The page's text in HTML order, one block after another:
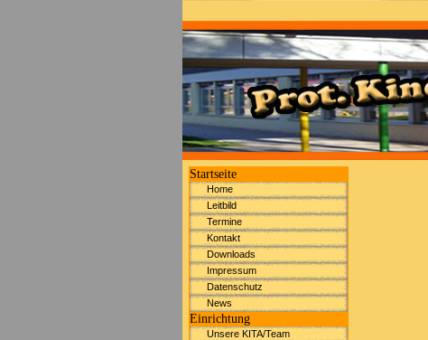
Startseite
Home
Leitbild
Termine
Kontakt
Downloads
Impressum
Datenschutz
News
Einrichtung
Unsere KITA/Team